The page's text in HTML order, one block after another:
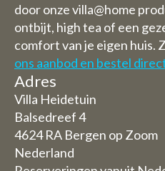
door onze villa@home
ontbijt, high tea of een
comfort van je eigen huis.
ons aanbod en bestel
Adres
Villa Heidetuin
Balsedreef 4
4624 RA Bergen op Zoom
Nederland